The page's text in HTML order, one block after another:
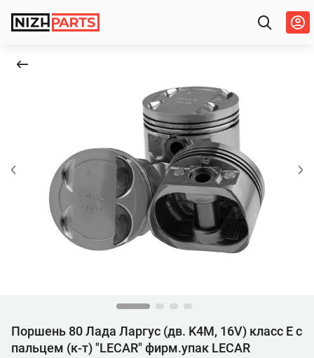
Поршень 80 Лада Ларгус (дв. K4M, 16V) класс E с
пальцем (к-т) "LECAR" фирм.упак LECAR